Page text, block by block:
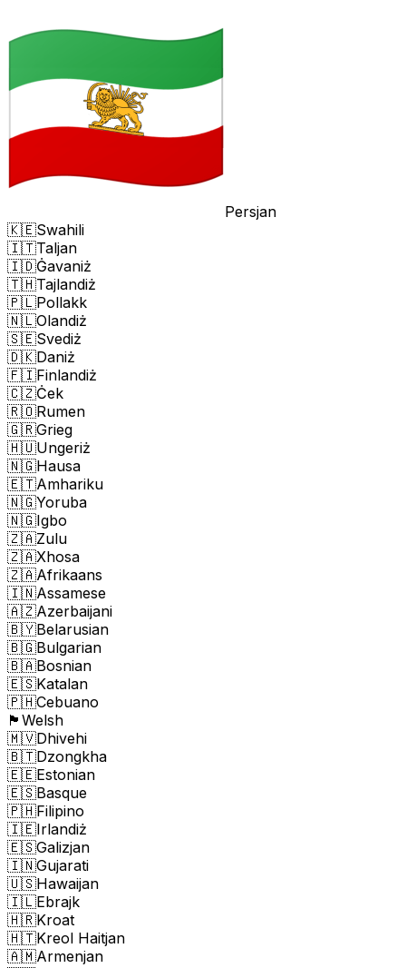
Persjan
🇰🇪Swahili
🇮🇹Taljan
🇮🇩Ġavaniż
🇹🇭Tajlandiż
🇵🇱Pollakk
🇳🇱Olandiż
🇸🇪Svediż
🇩🇰Daniż
🇫🇮Finlandiż
🇨🇿Ċek
🇷🇴Rumen
🇬🇷Grieg
🇭🇺Ungeriż
🇳🇬Hausa
🇪🇹Amhariku
🇳🇬Yoruba
🇳🇬Igbo
🇿🇦Zulu
🇿🇦Xhosa
🇿🇦Afrikaans
🇮🇳Assamese
🇦🇿Azerbaijani
🇧🇾Belarusian
🇧🇬Bulgarian
🇧🇦Bosnian
🇪🇸Katalan
🇵🇭Cebuano
🏴󠁧󠁢󠁷󠁬󠁳󠁿 Welsh
🇲🇻Dhivehi
🇧🇹Dzongkha
🇪🇪Estonian
🇪🇸Basque
🇵🇭Filipino
🇮🇪Irlandiż
🇪🇸Galizjan
🇮🇳Gujarati
🇺🇸Hawaijan
🇮🇱Ebrajk
🇭🇷Kroat
🇭🇹Kreol Haitjan
🇦🇲Armenjan